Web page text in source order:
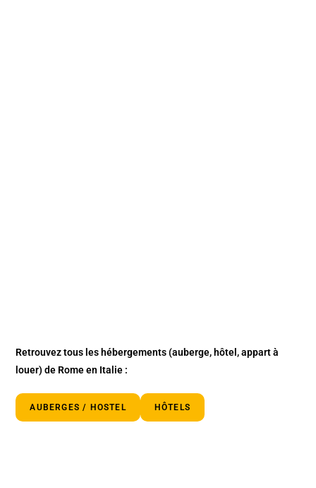
Retrouvez tous les hébergements(auberge, hôtel, appart à
louer) de Rome en Italie :
AUBERGES / HOSTEL HÔTELS